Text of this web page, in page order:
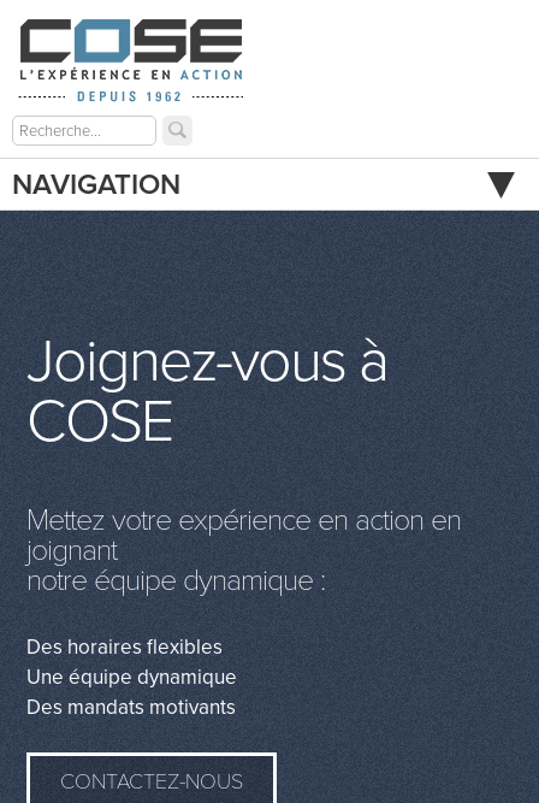
NAVIGATION
Joignez-vous à
COSE
Mettez votre expérience en action en
joignant
notre équipe dynamique :
Des horaires flexibles
Une équipe dynamique
Des mandats motivants
CONTACTEZ-NOUS